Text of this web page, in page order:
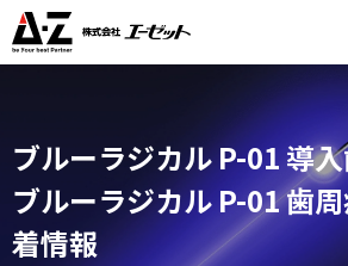
ブルーラジカル P-01 導
ブルーラジカル P-01 歯
着情報